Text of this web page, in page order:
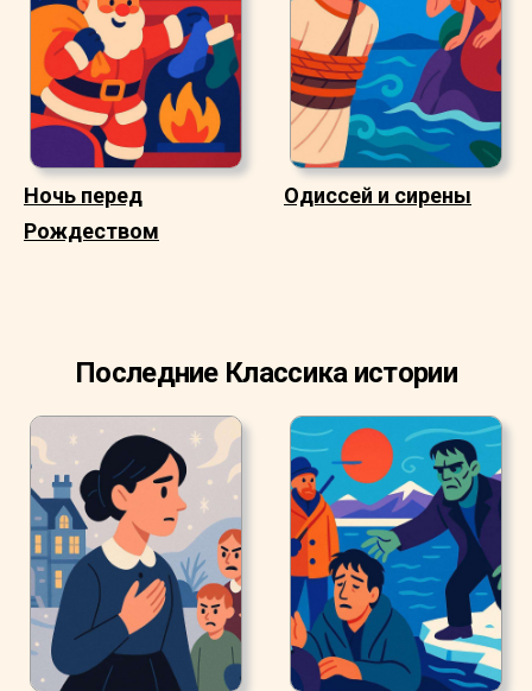
Ночь перед
Рождеством
Одиссей и сирены
Последние Классика истории